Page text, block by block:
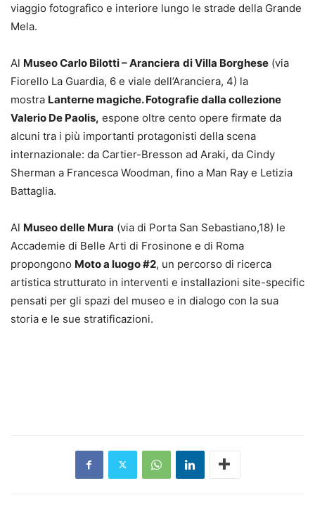
viaggio fotografico e interiore lungo le strade della Grande
Mela.
Al Museo Carlo Bilotti – Aranciera di Villa Borghese (via
Fiorello La Guardia, 6 e viale dell’Aranciera, 4) la
mostra Lanterne magiche. Fotografie dalla collezione
Valerio De Paolis, espone oltre cento opere firmate da
alcuni tra i più importanti protagonisti della scena
internazionale: da Cartier-Bresson ad Araki, da Cindy
Sherman a Francesca Woodman, fino a Man Ray e Letizia
Battaglia.
Al Museo delle Mura (via di Porta San Sebastiano,18) le
Accademie di Belle Arti di Frosinone e di Roma
propongono Moto a luogo #2, un percorso di ricerca
artistica strutturato in interventi e installazioni site-specific
pensati per gli spazi del museo e in dialogo con la sua
storia e le sue stratificazioni.